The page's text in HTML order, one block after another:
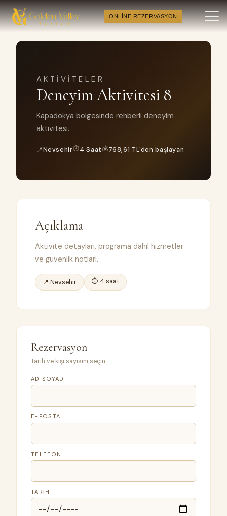
ONLINE REZERVASYON
AKTIVITELER
Deneyim Aktivitesi 8
Kapadokya bolgesinde rehberli deneyim
aktivitesi.
📍Nevsehir⏱4 Saat💰768,61 TL'den başlayan
Açıklama
Aktivite detaylari, programa dahil hizmetler
ve guvenlik notlari.
📍 Nevsehir ⏱ 4 saat
Rezervasyon
Tarih ve kişi sayısını seçin
AD SOYAD
E-POSTA
TELEFON
TARIH